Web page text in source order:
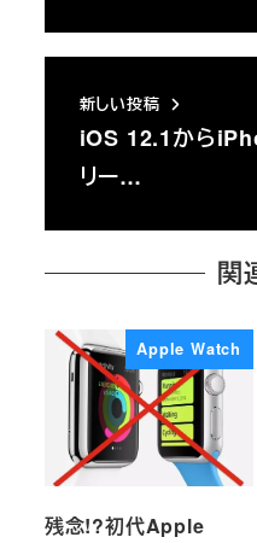
新しい投稿
iOS 12.1から
リー…
関
Apple Watch
残念!?初代Apple